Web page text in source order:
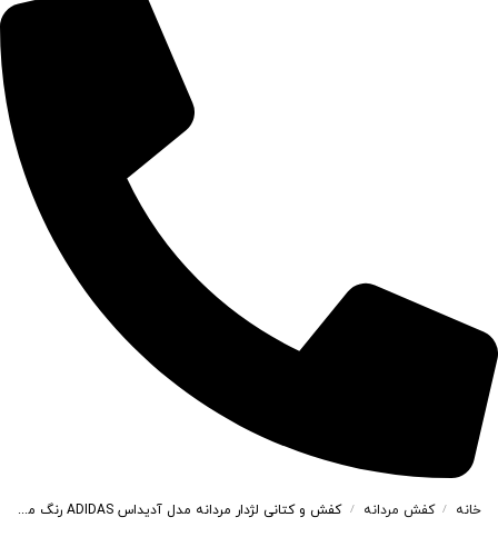
خانه / کفش مردانه / کفش و کتانی لژدار مردانه مدل آدیداس ADIDAS رنگ مشکی سفید کد 54421